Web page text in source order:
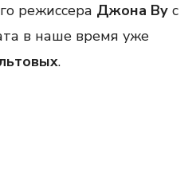
режиссера Джона Ву с
в наше время уже
.